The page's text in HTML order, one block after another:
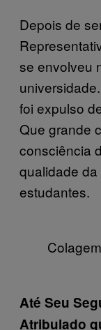
Depois de
se envolveu
foi expulso
Que grande
consciência
qualidade
estudantes.
Até Seu
Atribulado